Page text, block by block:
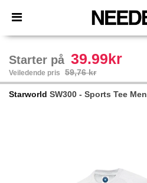
× Needen-app
Bedre priser i appen!
Starter på 39.99kr
Veiledende pris 59,76 kr
Starworld SW300 - Sports Tee Men